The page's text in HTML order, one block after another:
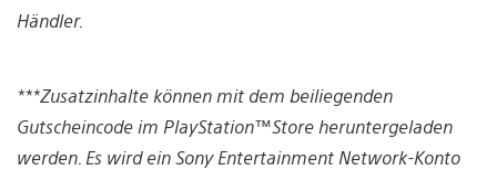
Händler.
***Zusatzinhalte können mit dem beiliegenden
Gutscheincode im PlayStation™Store heruntergeladen
werden. Es wird ein Sony Entertainment Network-Konto